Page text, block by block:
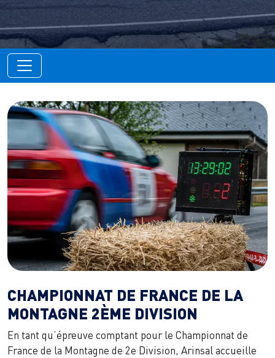
CHAMPIONNAT DE FRANCE DE LA
MONTAGNE 2ÈME DIVISION
En tant qu’épreuve comptant pour le Championnat de
France de la Montagne de 2e Division, Arinsal accueille